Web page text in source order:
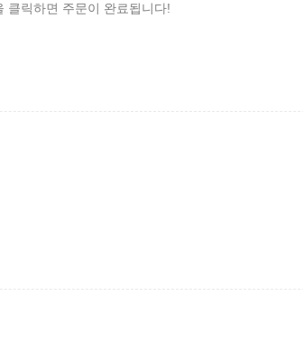
클릭하면 주문이 완료됩니다!